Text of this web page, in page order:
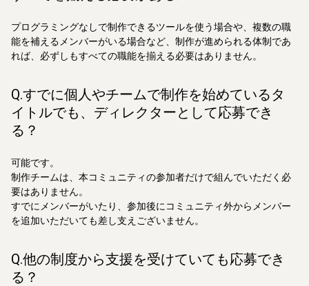
プログラミングなしで制作できるツールを使う場合や、複数の職
能を補えるメンバーがいる場合など、制作が進められる体制であ
れば、必ずしもすべての職能を揃える必要はありません。
Q.すでに個人やチームで制作を始めているタ
イトルでも、ディレクターとして応募でき
る？
可能です。
制作チームは、本コミュニティの参加者だけで組んでいただく必
要はありません。
すでにメンバーがいたり、参加後にコミュニティ外からメンバー
を追加いただいても差し支えございません。
Q.他の制度から支援を受けていても応募でき
る？